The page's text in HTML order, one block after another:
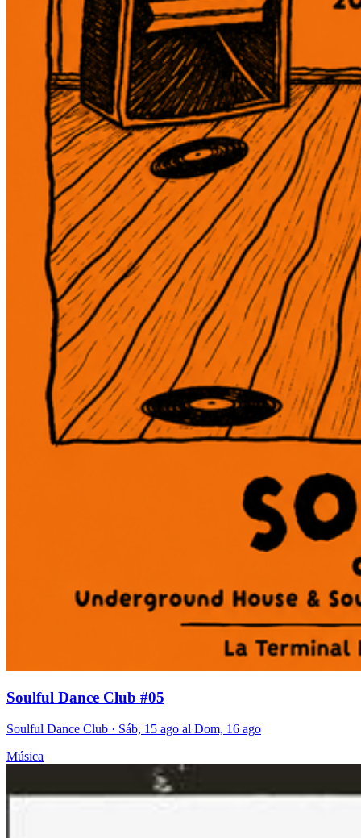
Soulful Dance Club #05
Soulful Dance Club · Sáb, 15 ago al Dom, 16 ago
Música